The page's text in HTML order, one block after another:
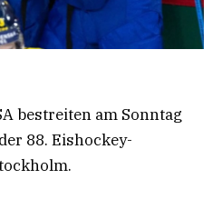
bestreiten am Sonntag
88. Eishockey-